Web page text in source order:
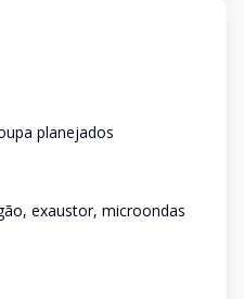
planejados
exaustor, microondas